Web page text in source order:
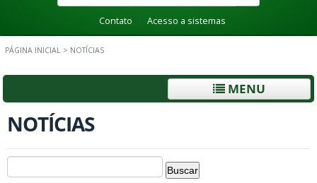
Contato Acesso a sistemas
PÁGINA INICIAL > NOTÍCIAS
MENU
NOTÍCIAS